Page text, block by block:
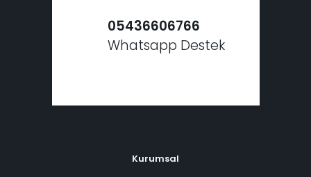
05436606766
Whatsapp Destek
Kurumsal